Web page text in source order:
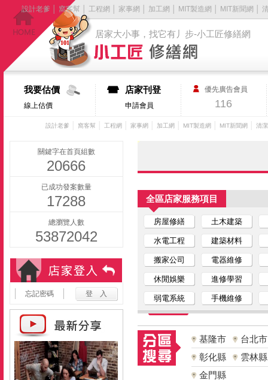
居家大小事，找它有丿步-小工匠修繕網
設計老爹 窩客幫 工程網 家事網 加工網 MIT製造網 MIT新聞網
我要估價
線上估價
店家刊登
申請會員
優先廣告會員
116
設計老爹 窩客幫 工程網 家事網 加工網 MIT製造網 MIT新聞網 清
關鍵字在首頁組數
20666
已成功發案數量
17288
總瀏覽人數
53872042
忘記密碼
全區店家服務項目
房屋修繕 土木建築
水電工程 建築材料
搬家公司 電器維修
休閒娛樂 進修學習
弱電系統 手機維修
基隆市
台北市
彰化縣
雲林縣
金門縣